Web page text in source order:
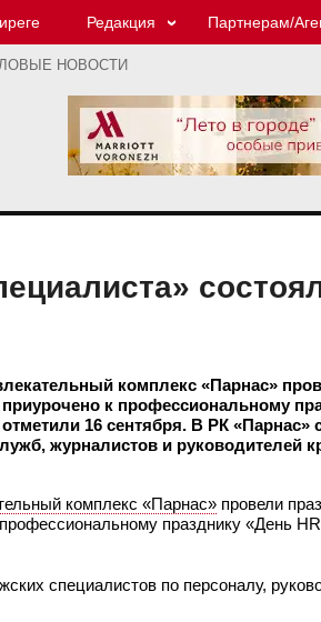
Редакция Партнерам/
НОВОСТИ
комплекс «Парнас»
к профессиональному
16 сентября. В РК
журналистов и руководителей
комплекс «Парнас» провели
празднику «День
специалистов по персоналу,